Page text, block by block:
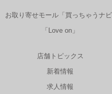
お取り寄せモール「買っちゃうナビ
「Love on」
店舗トピックス
新着情報
求人情報